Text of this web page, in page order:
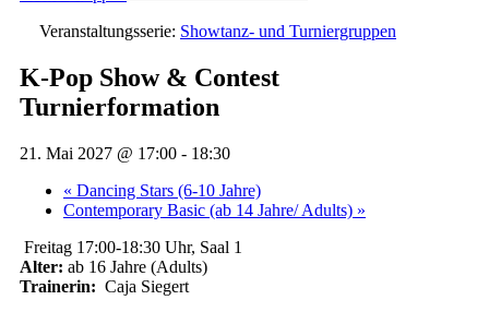
Veranstaltungsserie: Showtanz- und Turniergruppen
K-Pop Show & Contest
Turnierformation
21. Mai 2027 @ 17:00 - 18:30
« Dancing Stars (6-10 Jahre)
Contemporary Basic (ab 14 Jahre/ Adults) »
Freitag 17:00-18:30 Uhr, Saal 1
Alter: ab 16 Jahre (Adults)
Trainerin: Caja Siegert